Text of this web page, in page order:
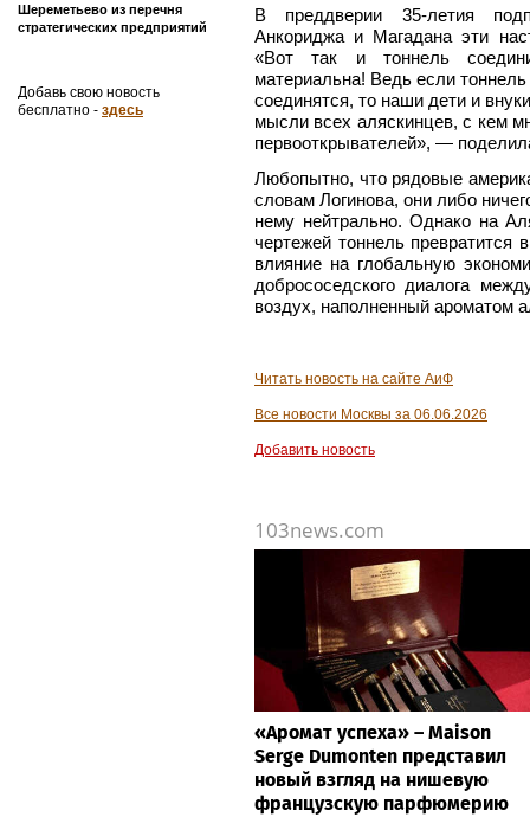
Шереметьево из перечня
стратегических предприятий
Добавь свою новость
бесплатно - здесь
В преддверии 35-летия
Анкориджа и Магадана эти
«Вот так и тоннель
материальна! Ведь если
соединятся, то наши дети и
мысли всех аляскинцев, с кем
первооткрывателей», —
Любопытно, что рядовые
словам Логинова, они либо
нему нейтрально. Однако на
чертежей тоннель превратится
влияние на глобальную
добрососедского диалога
воздух, наполненный ароматом
Читать новость на сайте АиФ
Все новости Москвы за 06.06.2026
Добавить новость
103news.com
«Аромат успеха» – Maison
Serge Dumonten представил
новый взгляд на нишевую
французскую парфюмерию